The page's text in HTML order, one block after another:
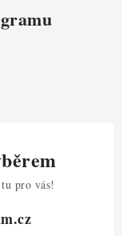
pro vás!